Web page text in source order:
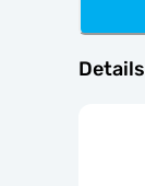
Details